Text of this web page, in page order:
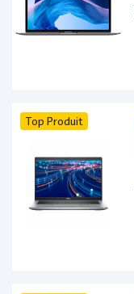
Top Produit